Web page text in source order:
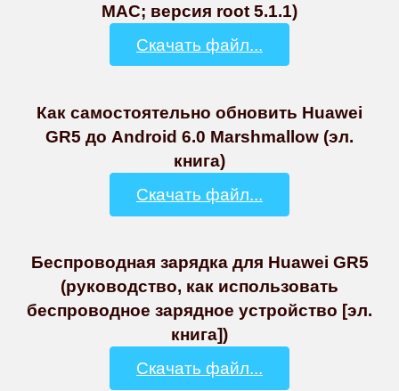
MAC; версия root 5.1.1)
Скачать файл...
Как самостоятельно обновить Huawei
GR5 до Android 6.0 Marshmallow (эл.
книга)
Скачать файл...
Беспроводная зарядка для Huawei GR5
(руководство, как использовать
беспроводное зарядное устройство [эл.
книга])
Скачать файл...